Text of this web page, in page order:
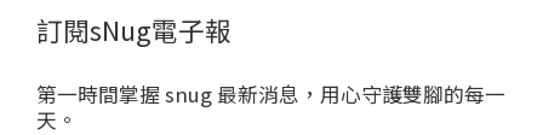
訂閱sNug電子報
第一時間掌握 snug 最新消息，用心守護雙腳的每一
天。